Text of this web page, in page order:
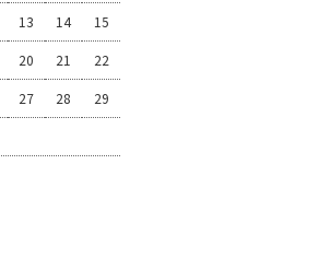
13 14 15
20 21 22
27 28 29